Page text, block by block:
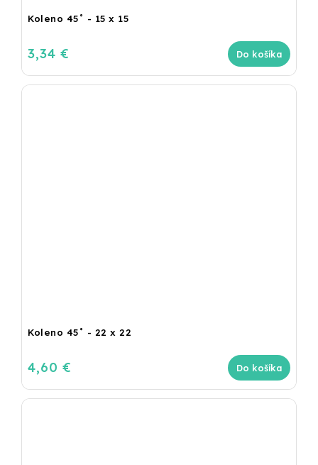
Koleno 45˚ - 15 x 15
3,34 € Do košíka
Koleno 45˚ - 22 x 22
4,60 € Do košíka